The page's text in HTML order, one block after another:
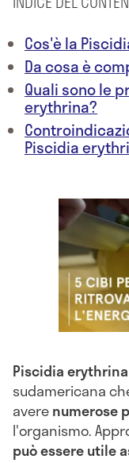
Cos'è la
Da cosa è
Quali sono le
erythrina?
Piscidia
Piscidia erythrina
sudamericana
averenumerose
l'organismo.
può essere utile